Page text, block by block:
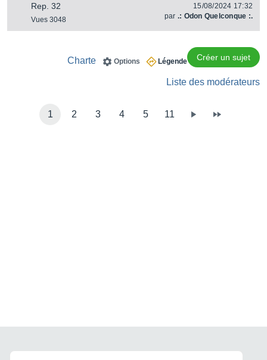
Rep. 32
Vues 3048
15/08/2024 17:32
par .: Odon Quelconque :.
Créer un sujet
Légende
Options
Charte
Liste des modérateurs
1 2 3 4 5 11